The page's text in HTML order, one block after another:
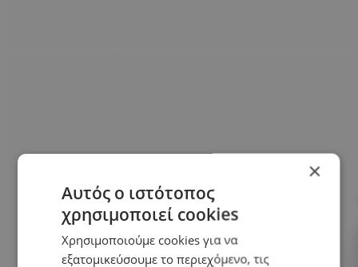
×
Αυτός ο ιστότοπος
χρησιμοποιεί cookies
Χρησιμοποιούμε cookies για να
εξατομικεύσουμε το περιεχόμενο, τις